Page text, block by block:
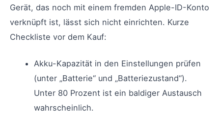
Gerät, das noch mit einem fremden Apple-ID-Konto
verknüpft ist, lässt sich nicht einrichten. Kurze
Checkliste vor dem Kauf:
Akku-Kapazität in den Einstellungen prüfen
(unter „Batterie“ und „Batteriezustand“).
Unter 80 Prozent ist ein baldiger Austausch
wahrscheinlich.